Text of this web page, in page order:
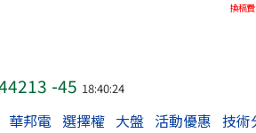
換稿費
-45 18:40:24
華邦電 選擇權 大盤 活動優惠 技術